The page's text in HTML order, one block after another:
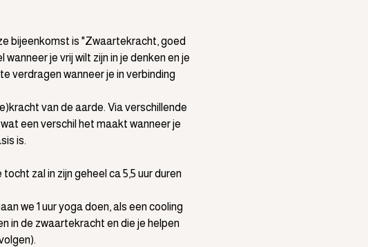
bijeenkomst is "Zwaartekracht, goed
je vrij wilt zijn in je denken en je
verdragen wanneer je in verbinding
van de aarde. Via verschillende
een verschil het maakt wanneer je
is.
zal in zijn geheel ca 5,5 uur duren
we 1 uur yoga doen, als een cooling
in de zwaartekracht en die je helpen